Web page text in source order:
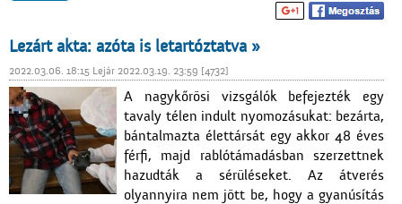
Lezárt akta: azóta is letartóztatva »
2022.03.06. 18:15 Lejár 2022.03.19. 23:59 [4732]
A nagykőrösi vizsgálók befejezték egy
tavaly télen indult nyomozásukat: bezárta,
bántalmazta élettársát egy akkor 48 éves
férfi, majd rablótámadásban szerzettnek
hazudták a sérüléseket. Az átverés
olyannyira nem jött be, hogy a gyanúsítás